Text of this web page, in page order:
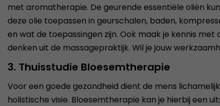
met aromatherapie. De geurende essentiële oliën
deze olie toepassen in geurschalen, baden,
en wat de toepassingen zijn. Ook maak je kennis
denken uit de massagepraktijk. Wil je jouw
3. Thuisstudie Bloesemtherapie
Voor een goede gezondheid dient de mens
holistische visie. Bloesemtherapie kan je hierbij een